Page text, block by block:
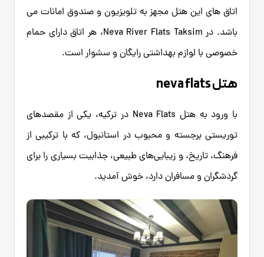
اتاق های این هتل مجهز به تلویزیون و صندوق امانات می
باشد. در Neva River Flats Taksim، هر اتاق دارای حمام
خصوصی با لوازم بهداشتی رایگان و سشوار است.
هتل neva flats
با ورود به هتل Neva Flats در ترکیه، یکی از مقصدهای
توریستی برجسته و محبوب در استانبول، که با ترکیبی از
فرهنگ، تاریخ، و زیبایی‌های طبیعی، جذابیت بسیاری را برای
گردشگران و مسافران دارد، خوش آمدید.